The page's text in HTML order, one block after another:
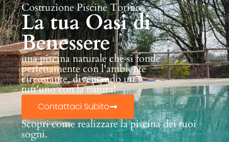
Costruzione Piscine Torino
La tua Oasi di
Benessere
una piscina naturale che si fonde
perfettamente con l'ambiente
circostante, diventando un
tutt'uno con la natura!
Contattaci Subito
Scopri come realizzare la piscina dei tuoi
sogni.